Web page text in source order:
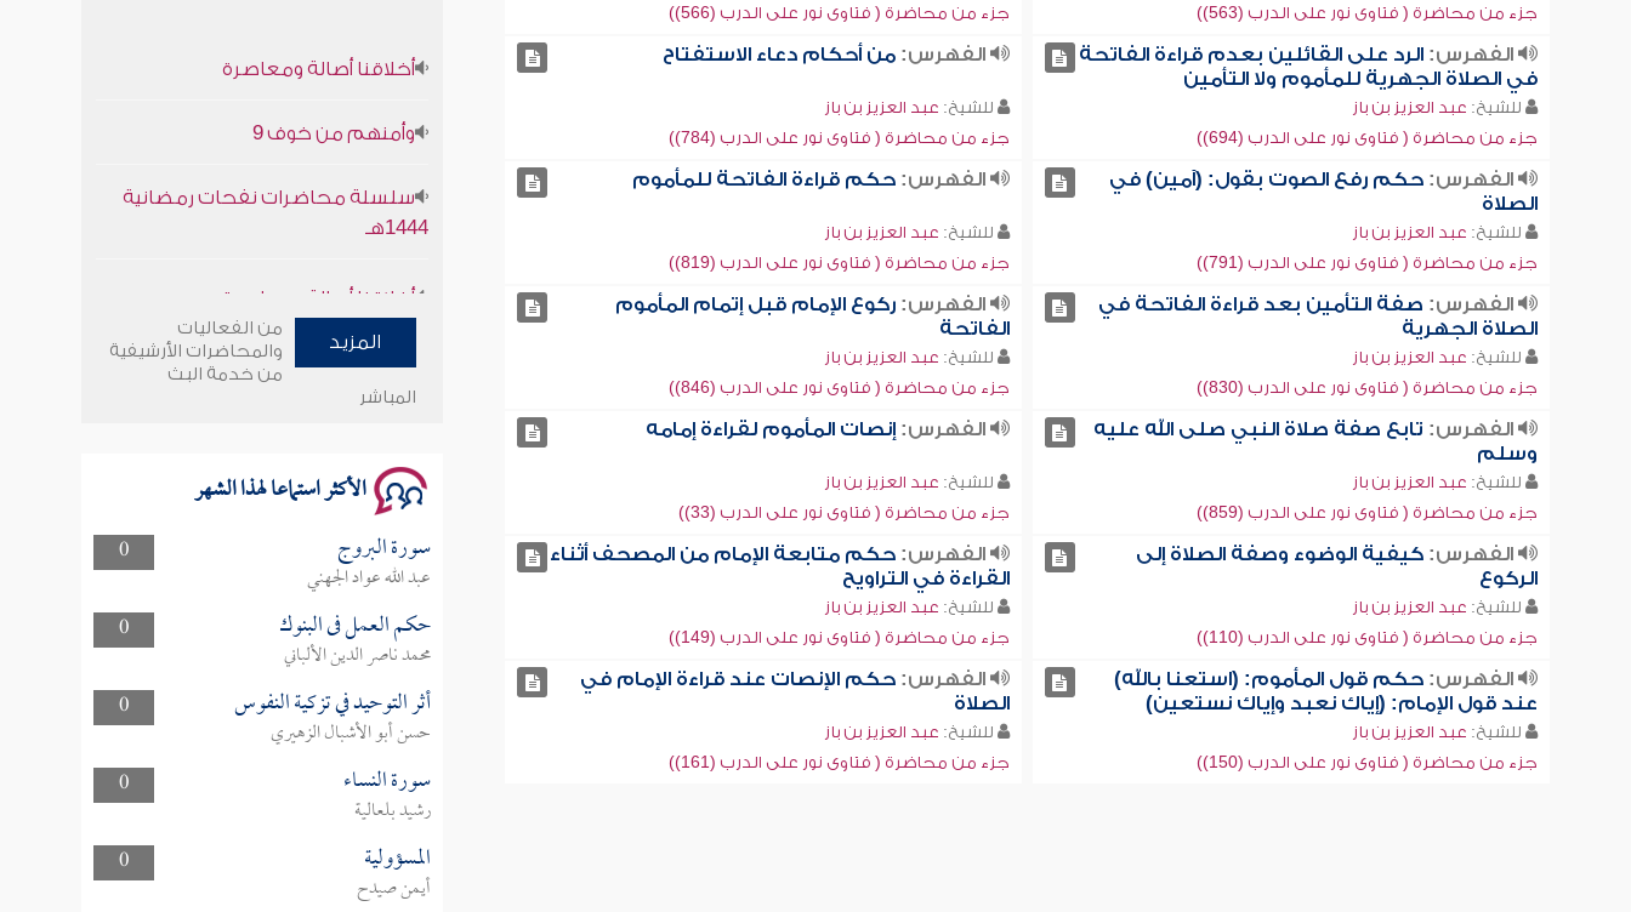
جزء من محاضرة ( فتاوى نور على الدرب (563))
جزء من محاضرة ( فتاوى نور على الدرب (566))
الفهرس:الرد على القائلين بعدم قراءة الفاتحة
في الصلاة الجهرية للمأموم ولا التأمين
للشيخ: عبد العزيز بن باز
جزء من محاضرة ( فتاوى نور على الدرب (694))
الفهرس: من أحكام دعاء الاستفتاح
للشيخ: عبد العزيز بن باز
جزء من محاضرة ( فتاوى نور على الدرب (784))
الفهرس:حكم رفع الصوت بقول: (آمين) في
الصلاة
للشيخ: عبد العزيز بن باز
جزء من محاضرة ( فتاوى نور على الدرب (791))
الفهرس: حكم قراءة الفاتحة للمأموم
للشيخ: عبد العزيز بن باز
جزء من محاضرة ( فتاوى نور على الدرب (819))
الفهرس: صفة التأمين بعد قراءة الفاتحة في
الصلاة الجهرية
للشيخ: عبد العزيز بن باز
جزء من محاضرة ( فتاوى نور على الدرب (830))
الفهرس: ركوع الإمام قبل إتمام المأموم
الفاتحة
للشيخ: عبد العزيز بن باز
جزء من محاضرة ( فتاوى نور على الدرب (846))
الفهرس: تابع صفة صلاة النبي صلى الله عليه
وسلم
للشيخ: عبد العزيز بن باز
جزء من محاضرة ( فتاوى نور على الدرب (859))
الفهرس: إنصات المأموم لقراءة إمامه
للشيخ: عبد العزيز بن باز
جزء من محاضرة ( فتاوى نور على الدرب (33))
الفهرس:كيفية الوضوء وصفة الصلاة إلى
الركوع
للشيخ: عبد العزيز بن باز
جزء من محاضرة ( فتاوى نور على الدرب (110))
الفهرس: حكم متابعة الإمام من المصحف أثناء
القراءة في التراويح
للشيخ: عبد العزيز بن باز
جزء من محاضرة ( فتاوى نور على الدرب (149))
الفهرس:حكم قول المأموم: (استعنا بالله)
عند قول الإمام: (إياك نعبد وإياك نستعين)
للشيخ: عبد العزيز بن باز
جزء من محاضرة ( فتاوى نور على الدرب (150))
الفهرس: حكم الإنصات عند قراءة الإمام في
الصلاة
للشيخ: عبد العزيز بن باز
جزء من محاضرة ( فتاوى نور على الدرب (161))
1444هـ
وأمنهم من خوف 9
سلسلة محاضرات نفحات رمضانية
المزيد
من الفعاليات
والمحاضرات الأرشيفية
من خدمة البث
المباشر
الأكثر استماعا لهذا الشهر
0 سورة البروج
عبد الله عواد الجهني
0
حكم العمل فى البنوك
محمد ناصر الدين الألباني
0
أثر التوحيد في تزكية النفوس
حسن أبو الأشبال الزهيري
0
سورة النساء
رشيد بلعالية
0
المسؤولية
أيمن صيدح